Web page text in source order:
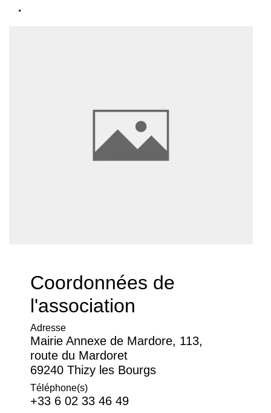
.
Coordonnées de
l'association
Adresse
Mairie Annexe de Mardore, 113,
route du Mardoret
69240 Thizy les Bourgs
Téléphone(s)
+33 6 02 33 46 49